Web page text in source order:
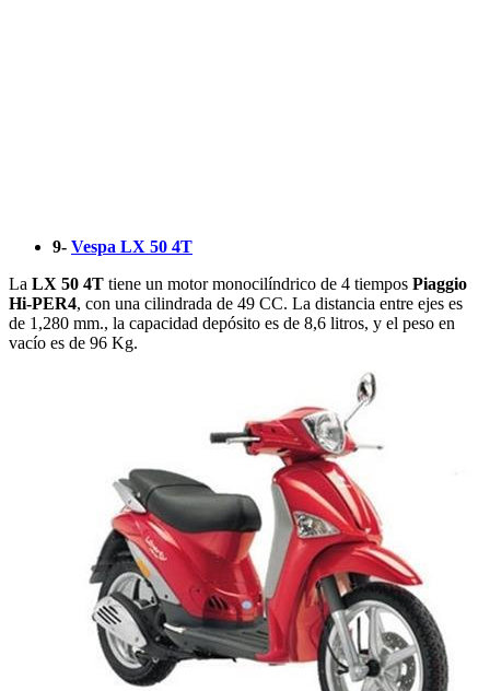
9- Vespa LX 50 4T
La LX 50 4T tiene un motor monocilíndrico de 4 tiempos Piaggio
Hi-PER4, con una cilindrada de 49 CC. La distancia entre ejes es
de 1,280 mm., la capacidad depósito es de 8,6 litros, y el peso en
vacío es de 96 Kg.